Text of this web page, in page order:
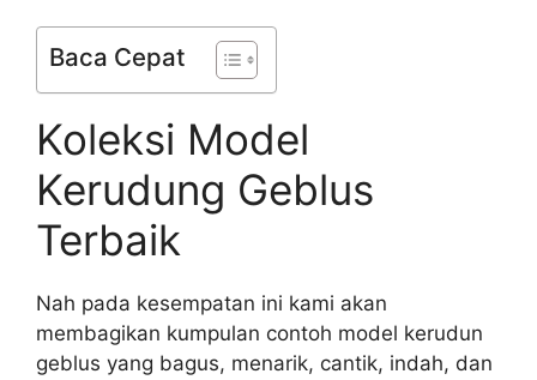
Baca Cepat
Koleksi Model
Kerudung Geblus
Terbaik
Nah pada kesempatan ini kami akan
membagikan kumpulan contoh model kerudun
geblus yang bagus, menarik, cantik, indah, dan